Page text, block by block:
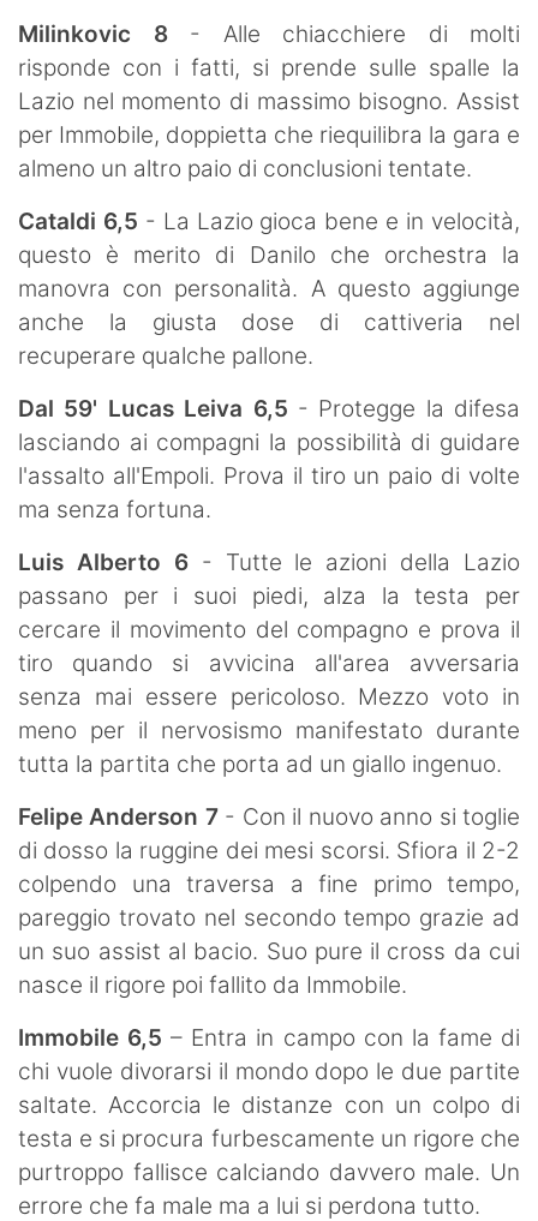
Milinkovic 8- Alle chiacchiere di molti
risponde con i fatti, si prende sulle spalle la
Lazio nel momento di massimo bisogno. Assist
per Immobile, doppietta che riequilibra la gara e
almeno un altro paio di conclusioni tentate.
Cataldi 6,5 - La Lazio gioca bene e in velocità,
questo è merito di Danilo che orchestra la
manovra con personalità. A questo aggiunge
anche la giusta dose di cattiveria nel
recuperare qualche pallone.
Dal 59' Lucas Leiva 6,5 - Protegge la difesa
lasciando ai compagni la possibilità di guidare
l'assalto all'Empoli. Prova il tiro un paio di volte
ma senza fortuna.
Luis Alberto 6- Tutte le azioni della Lazio
passano per i suoi piedi, alza la testa per
cercare il movimento del compagno e prova il
tiro quando si avvicina all'area avversaria
senza mai essere pericoloso. Mezzo voto in
meno per il nervosismo manifestato durante
tutta la partita che porta ad un giallo ingenuo.
Felipe Anderson 7- Con il nuovo anno si toglie
di dosso la ruggine dei mesi scorsi. Sfiora il 2-2
colpendo una traversa a fine primo tempo,
pareggio trovato nel secondo tempo grazie ad
un suo assist al bacio. Suo pure il cross da cui
nasce il rigore poi fallito da Immobile.
Immobile 6,5 – Entra in campo con la fame di
chi vuole divorarsi il mondo dopo le due partite
saltate. Accorcia le distanze con un colpo di
testa e si procura furbescamente un rigore che
purtroppo fallisce calciando davvero male. Un
errore che fa male ma a lui si perdona tutto.